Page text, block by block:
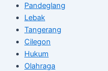
Pandeglang
Lebak
Tangerang
Cilegon
Hukum
Olahraga